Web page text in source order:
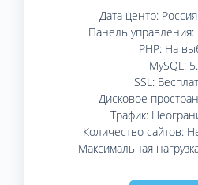
Дата центр:
Панель управления:
PHP: На
MySQL:
SSL:
Дисковое
Трафик:
Количество сайтов:
Максимальная